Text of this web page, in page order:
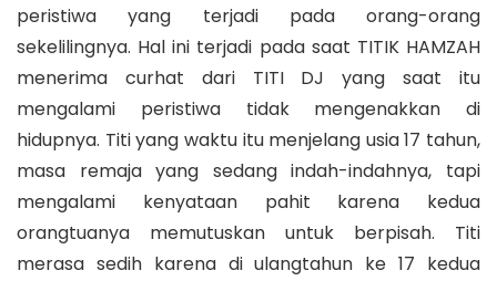
peristiwa yang terjadi pada orang-orang
sekelilingnya. Hal ini terjadi pada saat TITIK HAMZAH
menerima curhat dari TITI DJ yang saat itu
mengalami peristiwa tidak mengenakkan di
hidupnya. Titi yang waktu itu menjelang usia 17 tahun,
masa remaja yang sedang indah-indahnya, tapi
mengalami kenyataan pahit karena kedua
orangtuanya memutuskan untuk berpisah. Titi
merasa sedih karena di ulangtahun ke 17 kedua